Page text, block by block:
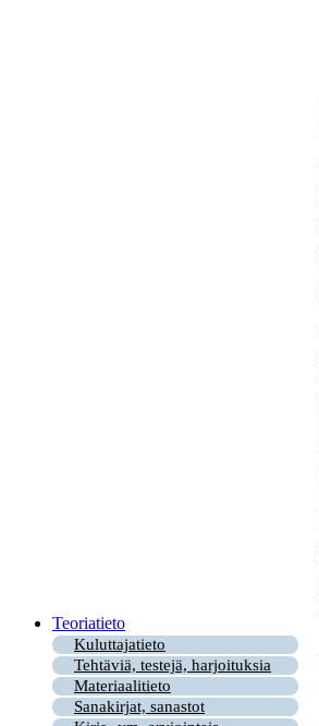
Teoriatieto
Kuluttajatieto
Tehtäviä, testejä, harjoituksia
Materiaalitieto
Sanakirjat, sanastot